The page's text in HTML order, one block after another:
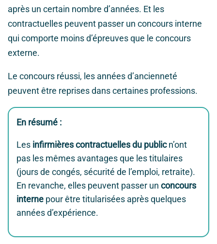
après un certain nombre d’années. Et les
contractuelles peuvent passer un concours interne
qui comporte moins d’épreuves que le concours
externe.
Le concours réussi, les années d’ancienneté
peuvent être reprises dans certaines professions.
En résumé :
Les infirmières contractuelles du publicn’ont
pas les mêmes avantages que les titulaires
(jours de congés, sécurité de l’emploi, retraite).
En revanche, elles peuvent passer un concours
interne pour être titularisées après quelques
années d’expérience.